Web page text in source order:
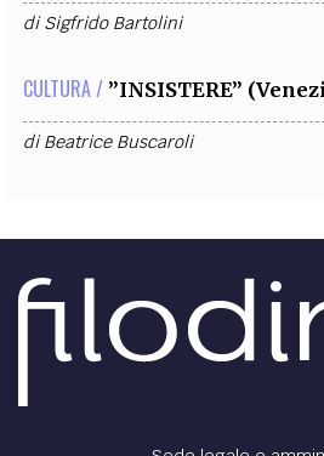
diSigfrido Bartolini
CULTURA / ”INSISTERE”
diBeatrice Buscaroli